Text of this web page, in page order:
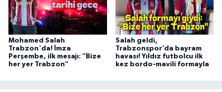
Mohamed Salah
Trabzon'da! İmza
Perşembe, ilk mesajı: "Bize
her yer Trabzon"
Salah geldi,
Trabzonspor’da bayram
havası! Yıldız futbolcu ilk
kez bordo-mavili formayla